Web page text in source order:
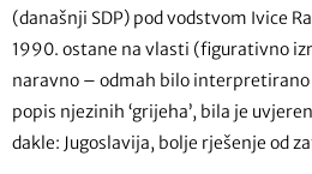
(današnji SDP) pod vodstvom Ivice
1990. ostane na vlasti (figurativno
naravno – odmah bilo interpretirano
popis njezinih ‘grijeha’, bila je
dakle: Jugoslavija, bolje rješenje od